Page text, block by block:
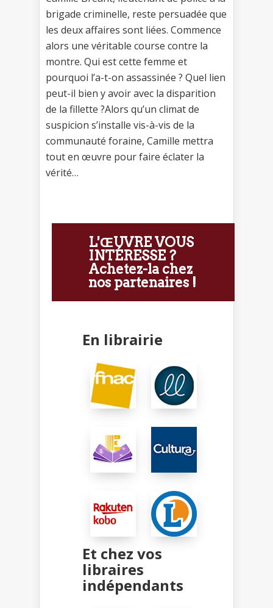
brigade criminelle, reste persuadée que
les deux affaires sont liées. Commence
alors une véritable course contre la
montre. Qui est cette femme et
pourquoi l’a-t-on assassinée ? Quel lien
peut-il bien y avoir avec la disparition
de la fillette ?Alors qu’un climat de
suspicion s’installe vis-à-vis de la
communauté foraine, Camille mettra
tout en œuvre pour faire éclater la
vérité…
L'ŒUVRE VOUS
INTÉRESSE ?
Achetez-la chez
nos partenaires !
En librairie
Et chez vos
libraires
indépendants